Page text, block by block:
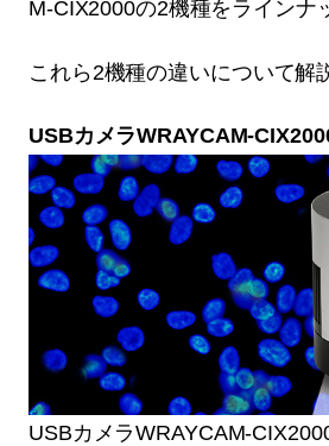
M-CIX2000の2機種をラインナ
これら2機種の違いについて解
USBカメラWRAYCAM-
USBカメラWRAYCAM-